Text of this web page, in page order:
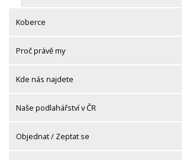
Koberce
Proč právě my
Kde nás najdete
Naše podlahářství v ČR
Objednat / Zeptat se